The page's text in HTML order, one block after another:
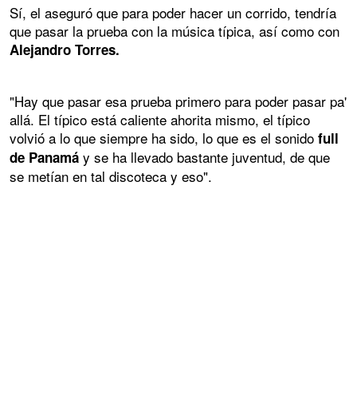
Sí, el aseguró que para poder hacer un corrido, tendría
que pasar la prueba con la música típica, así como con
Alejandro Torres.
"Hay que pasar esa prueba primero para poder pasar pa'
allá. El típico está caliente ahorita mismo, el típico
volvió a lo que siempre ha sido, lo que es el sonido full
de Panamá y se ha llevado bastante juventud, de que
se metían en tal discoteca y eso".